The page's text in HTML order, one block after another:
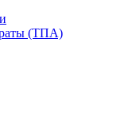
(ТПА)